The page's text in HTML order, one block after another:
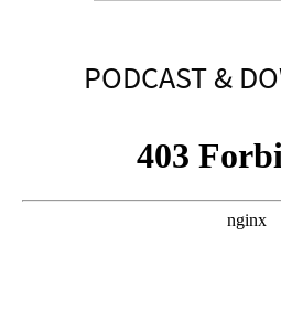
PODCAST &